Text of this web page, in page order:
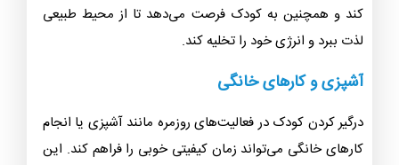
کند و همچنین به کودک فرصت می‌دهد تا از محیط طبیعی
لذت ببرد و انرژی خود را تخلیه کند.
آشپزی و کارهای خانگی
درگیر کردن کودک در فعالیت‌های روزمره مانند آشپزی یا انجام
کارهای خانگی می‌تواند زمان کیفیتی خوبی را فراهم کند. این